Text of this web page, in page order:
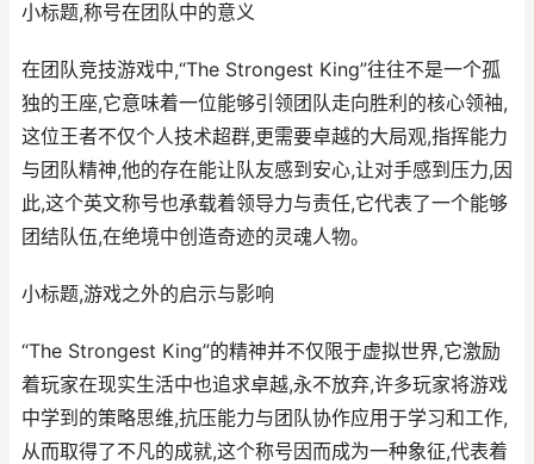
小标题,称号在团队中的意义
在团队竞技游戏中,“The Strongest King”往往不是一个孤
独的王座,它意味着一位能够引领团队走向胜利的核心领袖,
这位王者不仅个人技术超群,更需要卓越的大局观,指挥能力
与团队精神,他的存在能让队友感到安心,让对手感到压力,因
此,这个英文称号也承载着领导力与责任,它代表了一个能够
团结队伍,在绝境中创造奇迹的灵魂人物。
小标题,游戏之外的启示与影响
“The Strongest King”的精神并不仅限于虚拟世界,它激励
着玩家在现实生活中也追求卓越,永不放弃,许多玩家将游戏
中学到的策略思维,抗压能力与团队协作应用于学习和工作,
从而取得了不凡的成就,这个称号因而成为一种象征,代表着